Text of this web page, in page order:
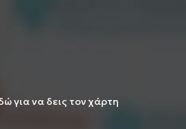
για να δεις τον χάρτη